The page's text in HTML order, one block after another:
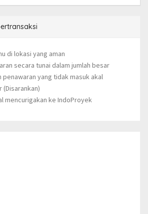
di lokasi yang aman
secara tunai dalam jumlah besar
penawaran yang tidak masuk akal
(Disarankan)
mencurigakan ke IndoProyek